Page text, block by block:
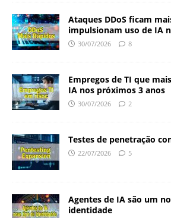
Ataques DDoS ficam
impulsionam uso de IA
30/07/2026 8
Empregos de TI que
IA nos próximos 3 anos
30/07/2026 2
Testes de penetração
22/07/2026 5
Agentes de IA são um
identidade